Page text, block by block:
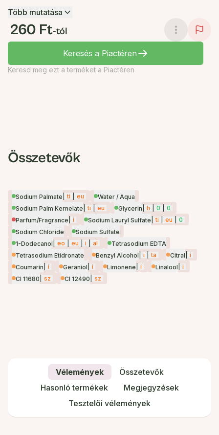
Több mutatása
260 Ft-tól
Keresés a Piactéren
Keresd meg ezt a terméket a Piactéren
Összetevők
Sodium Palmate ti eu
Water / Aqua
Sodium Palm Kernelate
ti eu Glycerin h 0
0
Parfum/Fragrance
i Sodium Lauryl Sulfate ti eu
0
Sodium Chloride
Sodium Sulfate
1-Dodecanol
eo eu i al
Tetrasodium EDTA
Tetrasodium Etidronate
Benzyl Alcohol i ta Citral
i
Coumarin
i Geraniol i Limonene i Linalool
i
CI 11680
sz CI 12490 sz
Vélemények
Összetevők
Hasonló termékek
Megjegyzések
Tesztelői vélemények